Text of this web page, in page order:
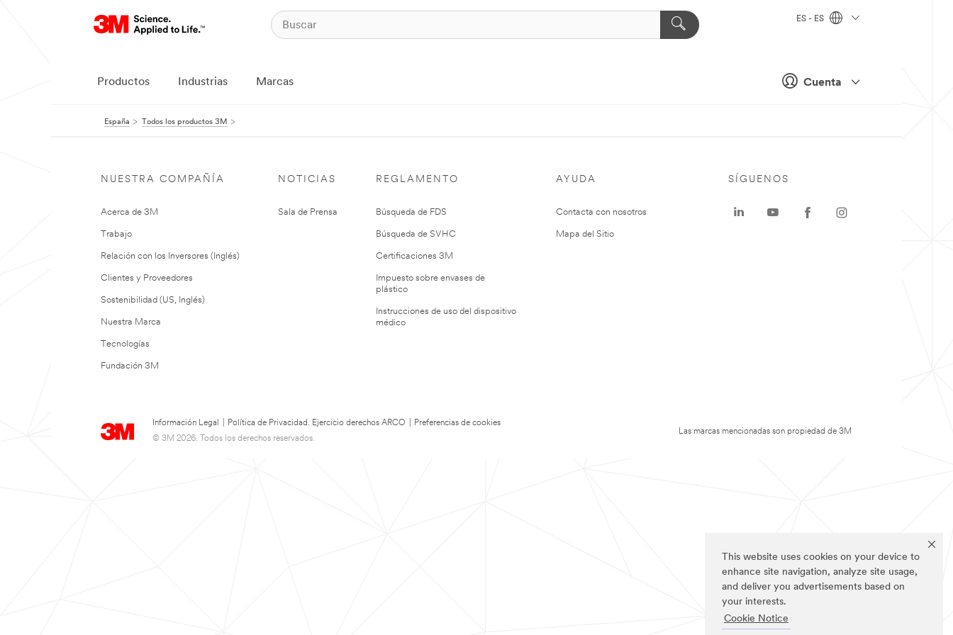
This website uses cookies on your device to
enhance site navigation, analyze site usage,
and deliver you advertisements based on
your interests.
Cookie Notice
Cuenta
ES - ES
Productos Industrias Marcas
España Todos los productos 3M
NUESTRA COMPAÑÍA
Acerca de 3M
Trabajo
Relación con los Inversores (Inglés)
Clientes y Proveedores
Sostenibilidad (US, Inglés)
Nuestra Marca
Tecnologías
Fundación 3M
NOTICIAS
Sala de Prensa
REGLAMENTO
Búsqueda de FDS
Búsqueda de SVHC
Certificaciones 3M
Impuesto sobre envases de
plástico
Instrucciones de uso del dispositivo
médico
AYUDA
Contacta con nosotros
Mapa del Sitio
Información Legal Política de Privacidad. Ejercicio derechos ARCO
Preferencias de cookies
© 3M 2026. Todos los derechos reservados.
SÍGUENOS
Las marcas mencionadas son propiedad de 3M